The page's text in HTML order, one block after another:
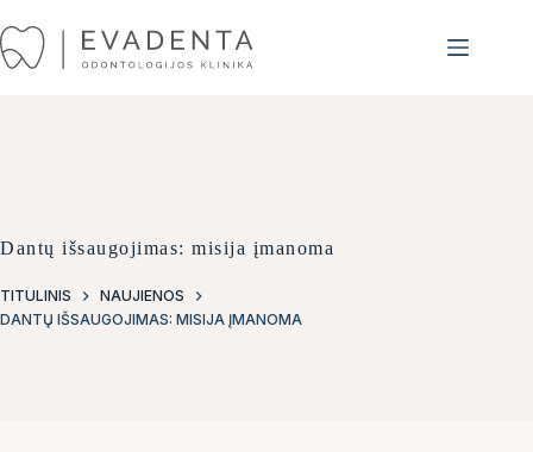
to
content
Dantų išsaugojimas: misija įmanoma
TITULINIS
NAUJIENOS
DANTŲ IŠSAUGOJIMAS: MISIJA ĮMANOMA